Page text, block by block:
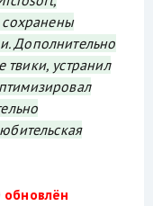
сохранены
Дополнительно
устранил
обновлён